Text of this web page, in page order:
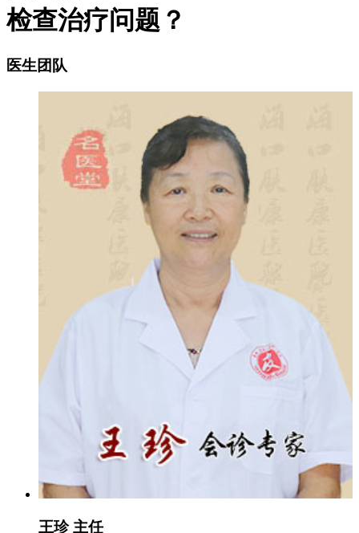
检查治疗问题？
医生团队
王珍 主任